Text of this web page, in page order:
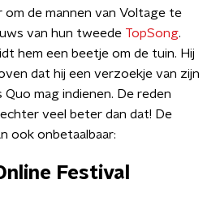
om de mannen van Voltage te
van hun tweede TopSong.
hem een beetje om de tuin. Hij
dat hij een verzoekje van zijn
mag indienen. De reden
veel beter dan dat! De
ook onbetaalbaar:
Festival